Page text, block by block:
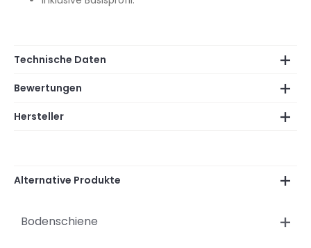
Technische Daten
Bewertungen
Hersteller
Alternative Produkte
Bodenschiene